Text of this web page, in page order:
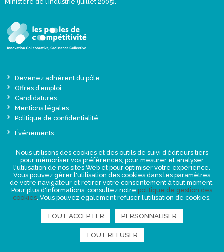
Devenez adhérent du pôle
Offres d’emploi
Candidatures
Mentions légales
Politique de confidentialité
Événements
Une offre globale sur-mesure
Presse
NEWSLETTER
RETROUVEZ-NOUS
Nous utilisons des cookies et des outils de suivi d’éditeurs tiers
pour mémoriser vos préférences, pour mesurer et analyser
l'utilisation de nos sites Web et pour optimiser votre expérience.
Vous pouvez gérer l'utilisation des cookies dans les paramètres
de votre navigateur et retirer votre consentement à tout moment.
Pour plus d'informations, consultez notre politique de gestion des
cookies. Vous pouvez également refuser l’utilisation de cookies.
TOUT ACCEPTER PERSONNALISER
TOUT REFUSER